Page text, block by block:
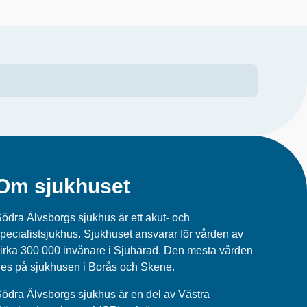
sjukhuset
Älvsborgs sjukhus är ett akut- och
Sjukhuset ansvarar för vården av
300 000 invånare i Sjuhärad. Den mesta vården
på sjukhusen i Borås och Skene.
Älvsborgs sjukhus är en del av Västra